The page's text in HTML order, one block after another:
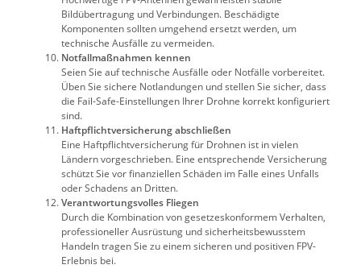
Bildübertragung und Verbindungen. Beschädigte
Komponenten sollten umgehend ersetzt werden, um
technische Ausfälle zu vermeiden.
Notfallmaßnahmen kennen
Seien Sie auf technische Ausfälle oder Notfälle vorbereitet.
Üben Sie sichere Notlandungen und stellen Sie sicher, dass
die Fail-Safe-Einstellungen Ihrer Drohne korrekt konfiguriert
sind.
Haftpflichtversicherung abschließen
Eine Haftpflichtversicherung für Drohnen ist in vielen
Ländern vorgeschrieben. Eine entsprechende Versicherung
schützt Sie vor finanziellen Schäden im Falle eines Unfalls
oder Schadens an Dritten.
Verantwortungsvolles Fliegen
Durch die Kombination von gesetzeskonformem Verhalten,
professioneller Ausrüstung und sicherheitsbewusstem
Handeln tragen Sie zu einem sicheren und positiven FPV-
Erlebnis bei.